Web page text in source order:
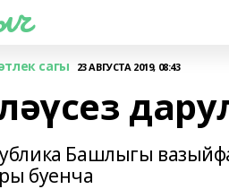
сагы 23 АВГУСТА 2019, 08:43
Башлыгы
буенча